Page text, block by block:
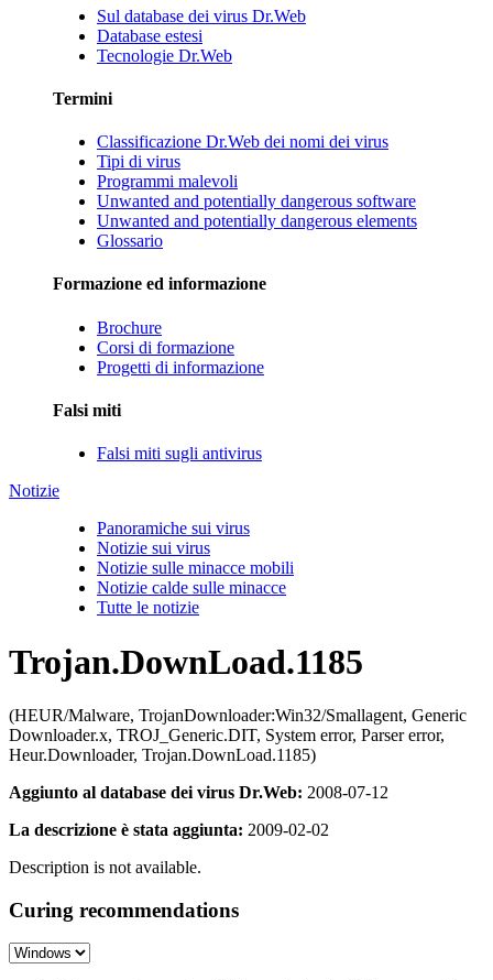
Sul database dei virus Dr.Web
Database estesi
Tecnologie Dr.Web
Termini
Classificazione Dr.Web dei nomi dei virus
Tipi di virus
Programmi malevoli
Unwanted and potentially dangerous software
Unwanted and potentially dangerous elements
Glossario
Formazione ed informazione
Brochure
Corsi di formazione
Progetti di informazione
Falsi miti
Falsi miti sugli antivirus
Notizie
Panoramiche sui virus
Notizie sui virus
Notizie sulle minacce mobili
Notizie calde sulle minacce
Tutte le notizie
Trojan.DownLoad.1185
(HEUR/Malware, TrojanDownloader:Win32/Smallagent, Generic
Downloader.x, TROJ_Generic.DIT, System error, Parser error,
Heur.Downloader, Trojan.DownLoad.1185)
Aggiunto al database dei virus Dr.Web: 2008-07-12
La descrizione è stata aggiunta: 2009-02-02
Description is not available.
Curing recommendations